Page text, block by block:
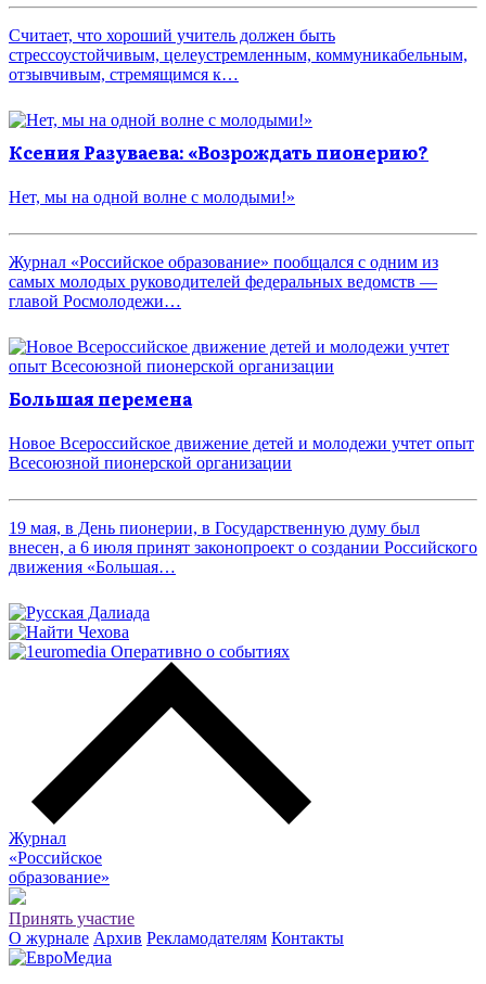
Считает, что хороший учитель должен быть
стрессоустойчивым, целеустремленным, коммуникабельным,
отзывчивым, стремящимся к…
Ксения Разуваева: «Возрождать пионерию?
Нет, мы на одной волне с молодыми!»
Журнал «Российское образование» пообщался с одним из
самых молодых руководителей федеральных ведомств —
главой Росмолодежи…
Большая перемена
Новое Всероссийское движение детей и молодежи учтет опыт
Всесоюзной пионерской организации
19 мая, в День пионерии, в Государственную думу был
внесен, а 6 июля принят законопроект о создании Российского
движения «Большая…
Журнал
«Российское
образование»
Принять участие
О журнале Архив Рекламодателям Контакты